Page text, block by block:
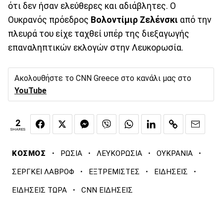
ότι δεν ήσαν ελεύθερες και αδιάβλητες. Ο
Ουκρανός πρόεδρος Βολοντίμιρ Ζελένσκι από την
πλευρά του είχε ταχθεί υπέρ της διεξαγωγής
επαναληπτικών εκλογών στην Λευκορωσία.
Ακολουθήστε το CNN Greece στο κανάλι μας στο
YouTube
2
SHARES
ΚΟΣΜΟΣ · ΡΩΣΙΑ · ΛΕΥΚΟΡΩΣΙΑ · ΟΥΚΡΑΝΙΑ ·
ΣΕΡΓΚΕΙ ΛΑΒΡΟΦ · ΕΞΤΡΕΜΙΣΤΕΣ · ΕΙΔΗΣΕΙΣ ·
ΕΙΔΗΣΕΙΣ ΤΩΡΑ · CNN ΕΙΔΗΣΕΙΣ